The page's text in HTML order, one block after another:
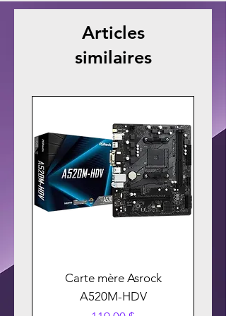
Articles
similaires
Carte mère Asrock
A520M-HDV